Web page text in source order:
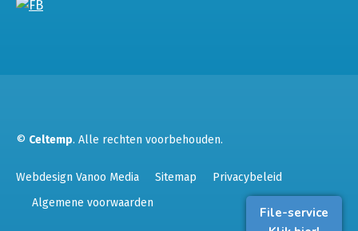
File-service
© Celtemp. Alle rechten voorbehouden.
Webdesign Vanoo Media Sitemap
Privacybeleid
Algemene voorwaarden